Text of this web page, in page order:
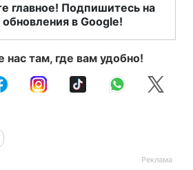
главное! Подпишитесь на
в Google!
нас там, где вам удобно!